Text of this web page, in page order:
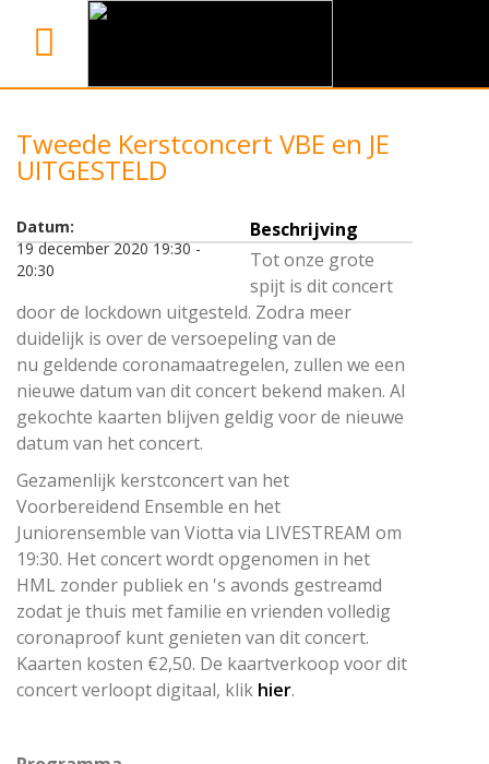
Tweede Kerstconcert VBE en JE
UITGESTELD
Datum:
19 december 2020 19:30 -
20:30
Beschrijving
Tot onze grote
spijt is dit concert
door de lockdown uitgesteld. Zodra meer
duidelijk is over de versoepeling van de
nu geldende coronamaatregelen, zullen we een
nieuwe datum van dit concert bekend maken. Al
gekochte kaarten blijven geldig voor de nieuwe
datum van het concert.
Gezamenlijk kerstconcert van het
Voorbereidend Ensemble en het
Juniorensemble van Viotta via LIVESTREAM om
19:30. Het concert wordt opgenomen in het
HML zonder publiek en 's avonds gestreamd
zodat je thuis met familie en vrienden volledig
coronaproof kunt genieten van dit concert.
Kaarten kosten €2,50. De kaartverkoop voor dit
concert verloopt digitaal, klik hier.